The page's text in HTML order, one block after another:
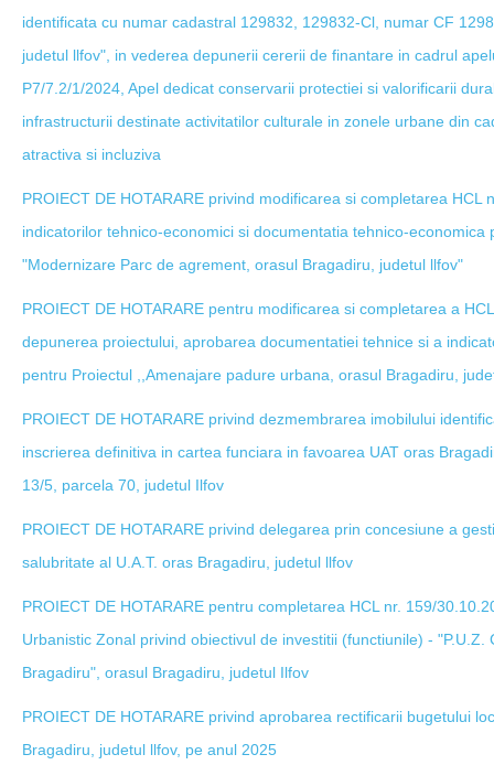
identificata cu numar cadastral 129832, 129832-Cl, numar CF
judetul llfov", in vederea depunerii cererii de finantare in cadrul
P7/7.2/1/2024, Apel dedicat conservarii protectiei si valorificarii
infrastructurii destinate activitatilor culturale in zonele urbane din
atractiva si incluziva
PROIECT DE HOTARARE privind modificarea si completarea
indicatorilor tehnico-economici si documentatia tehnico-economica
"Modernizare Parc de agrement, orasul Bragadiru, judetul llfov"
PROIECT DE HOTARARE pentru modificarea si completarea a
depunerea proiectului, aprobarea documentatiei tehnice si a
pentru Proiectul ,,Amenajare padure urbana, orasul Bragadiru,
PROIECT DE HOTARARE privind dezmembrarea imobilului
inscrierea definitiva in cartea funciara in favoarea UAT oras
13/5, parcela 70, judetul Ilfov
PROIECT DE HOTARARE privind delegarea prin concesiune a
salubritate al U.A.T. oras Bragadiru, judetul llfov
PROIECT DE HOTARARE pentru completarea HCL nr. 159/
Urbanistic Zonal privind obiectivul de investitii (functiunile) -
Bragadiru", orasul Bragadiru, judetul Ilfov
PROIECT DE HOTARARE privind aprobarea rectificarii bugetului
Bragadiru, judetul llfov, pe anul 2025